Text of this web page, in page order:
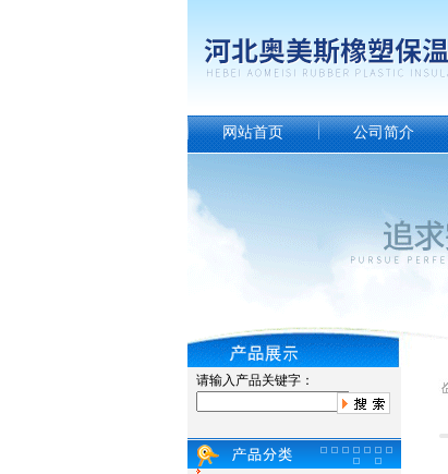
网站首页 公司简介
请输入产品关键字：